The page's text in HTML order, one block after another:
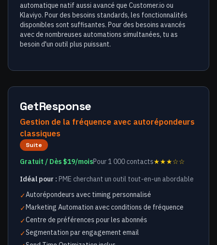
automatique natif aussi avancé que Customer.io ou
Klaviyo. Pour des besoins standards, les fonctionnalités
disponibles sont suffisantes. Pour des besoins avancés
avec de nombreuses automations simultanées, tu as
besoin d'un outil plus puissant.
GetResponse
Gestion de la fréquence avec autorépondeurs
classiques
Suite
Gratuit / Dès $19/moisPour 1 000 contacts★★★☆☆
Idéal pour : PME cherchant un outil tout-en-un abordable
✓Autorépondeurs avec timing personnalisé
✓Marketing Automation avec conditions de fréquence
✓Centre de préférences pour les abonnés
✓Segmentation par engagement email